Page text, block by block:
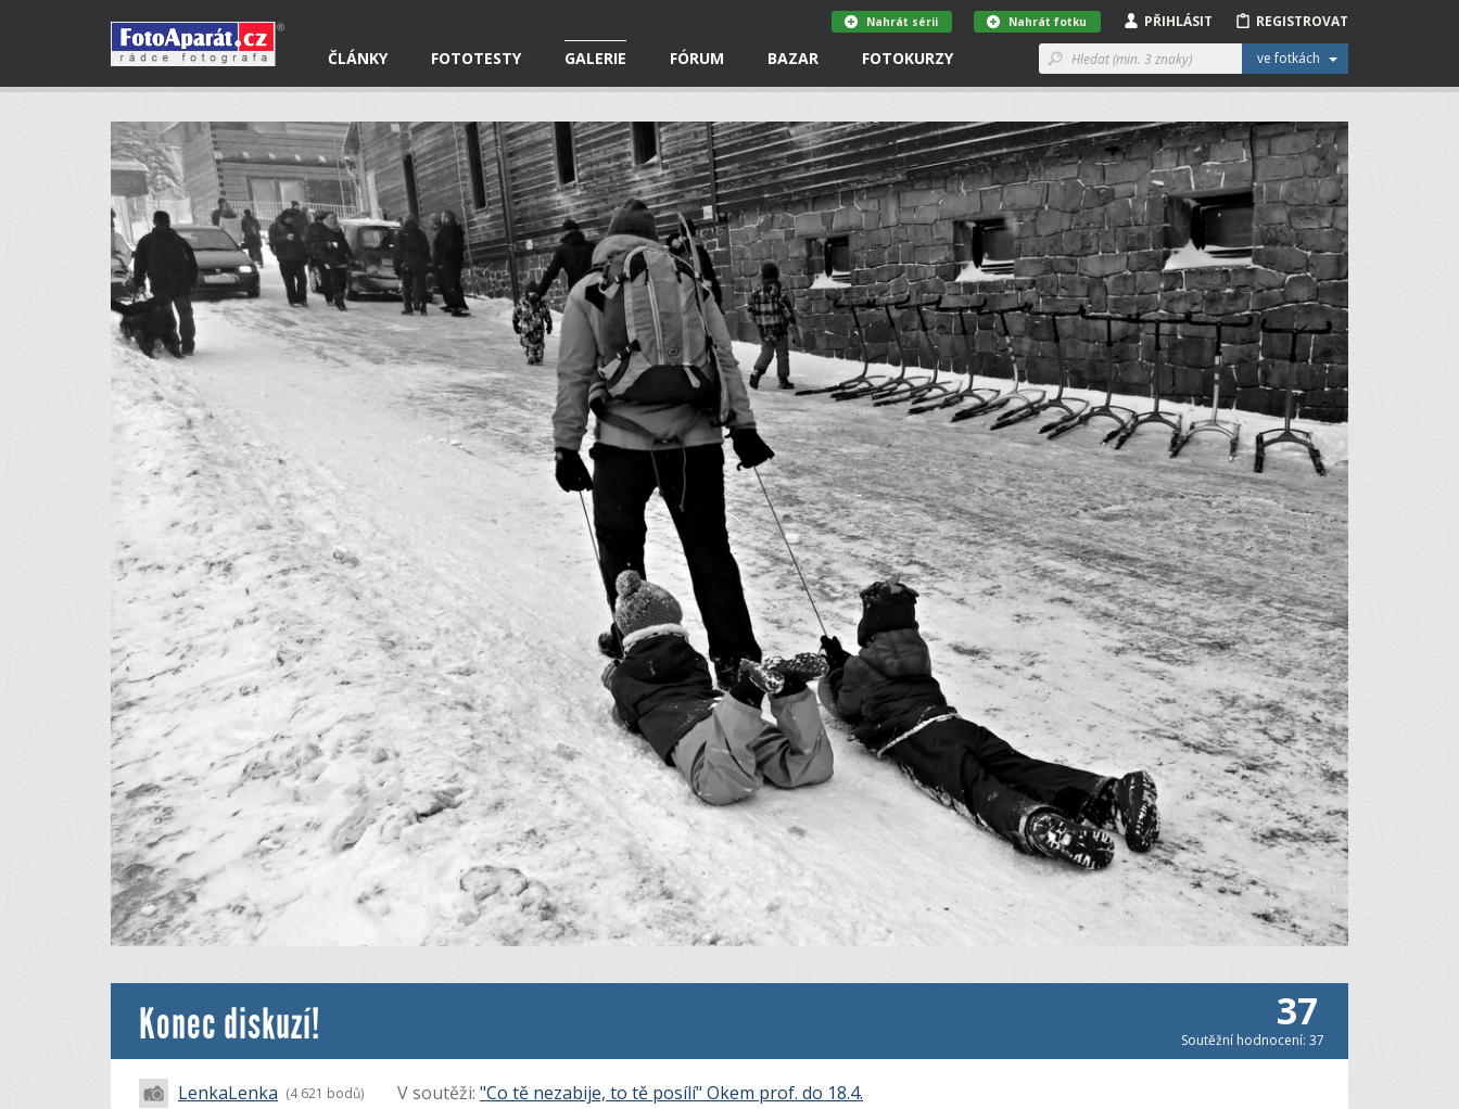
ČLÁNKY FOTOTESTY GALERIE FÓRUM BAZAR FOTOKURZY ve fotkách
REGISTROVAT
PŘIHLÁSIT
Nahrát fotku
Nahrát sérii
Konec diskuzí! 37
Soutěžní hodnocení: 37
LenkaLenka (4 621 bodů) V soutěži: "Co tě nezabije, to tě posílí" Okem prof. do 18.4.